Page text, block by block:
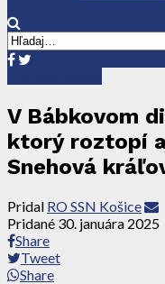
V Bábkovom
ktorý roztopí
Snehová
Pridal RO SSN Košice
Pridané 30. januára 2025
Share
Tweet
Share